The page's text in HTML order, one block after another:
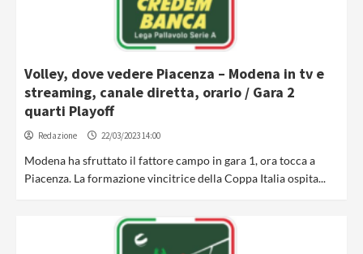
Volley, dove vedere Piacenza – Modena in tv e
streaming, canale diretta, orario / Gara 2
quarti Playoff
Redazione 22/03/2023 14:00
Modena ha sfruttato il fattore campo in gara 1, ora tocca a
Piacenza. La formazione vincitrice della Coppa Italia ospita...